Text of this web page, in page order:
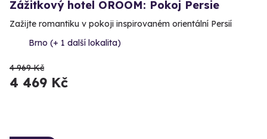
Zážitkový hotel OROOM: Pokoj Persie
Zažijte romantiku v pokoji inspirovaném orientální Persií
Brno (+ 1 další lokalita)
4 969 Kč
4 469 Kč